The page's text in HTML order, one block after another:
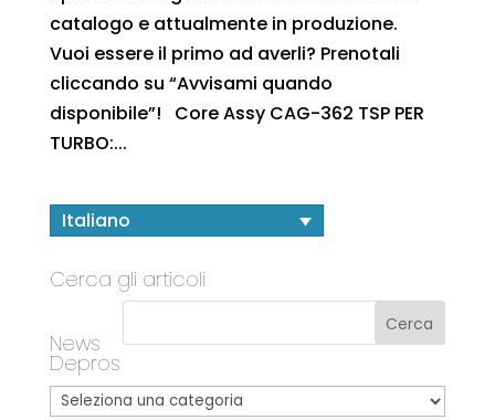
catalogo e attualmente in produzione.
Vuoi essere il primo ad averli? Prenotali
cliccando su “Avvisami quando
disponibile”! Core Assy CAG-362 TSP PER
TURBO:...
Italiano
Cerca gli articoli
News
Depros